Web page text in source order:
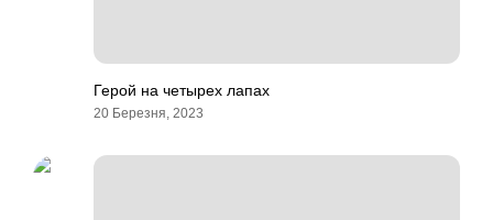
Герой на четырех лапах
20 Березня, 2023